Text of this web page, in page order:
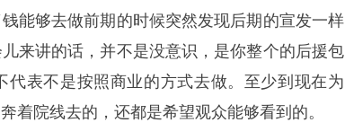
能够去做前期的时候突然发现后期的宣发一样
来讲的话，并不是没意识，是你整个的后援包
表不是按照商业的方式去做。至少到现在为
着院线去的，还都是希望观众能够看到的。